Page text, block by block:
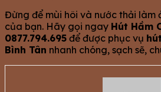
Đừng để mùi hôi và nước thải làm
của bạn. Hãy gọi ngay Hút Hầm
0877.794.695 để được phục vụ
Bình Tân nhanh chóng, sạch sẽ,